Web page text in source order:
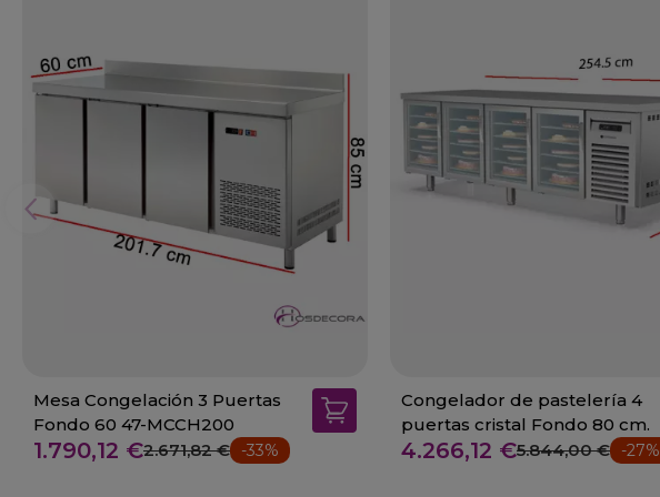
Mesa Congelación 3 Puertas
Fondo 60 47-MCCH200
1.790,12 €2.671,82 € -33%
Congelador de pastelería 4
puertas cristal Fondo 80 cm.
4.266,12 €5.844,00 € -27%